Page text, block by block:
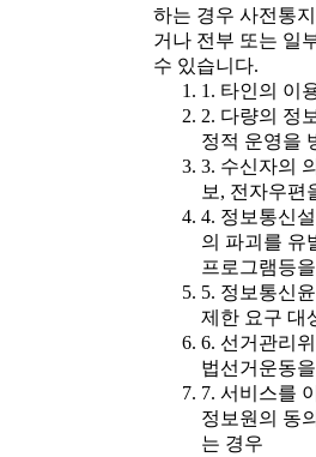
하는 경우 사전통
거나 전부 또는 일
수 있습니다.
1. 타인의 이
2. 다량의 정
정적 운영을
3. 수신자의
보, 전자우편
4. 정보통신
의 파괴를 유
프로그램등
5. 정보통신
제한 요구 대
6. 선거관리
법선거운동
7. 서비스를
정보원의 동
는 경우